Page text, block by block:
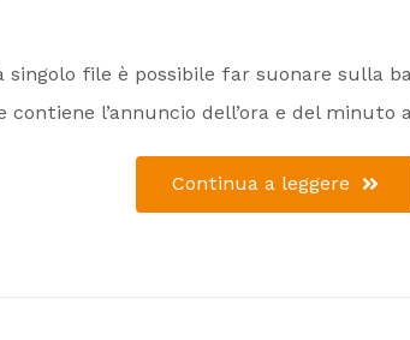
singolo file è possibile far suonare sulla
contiene l’annuncio dell’ora e del minuto
Continua a leggere